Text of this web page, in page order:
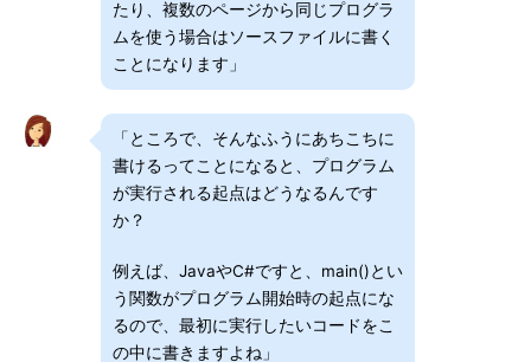
たり、複数のページから同じプログラ
ムを使う場合はソースファイルに書く
ことになります」
「ところで、そんなふうにあちこちに
書けるってことになると、プログラム
が実行される起点はどうなるんです
か？
例えば、JavaやC#ですと、main()とい
う関数がプログラム開始時の起点にな
るので、最初に実行したいコードをこ
の中に書きますよね」